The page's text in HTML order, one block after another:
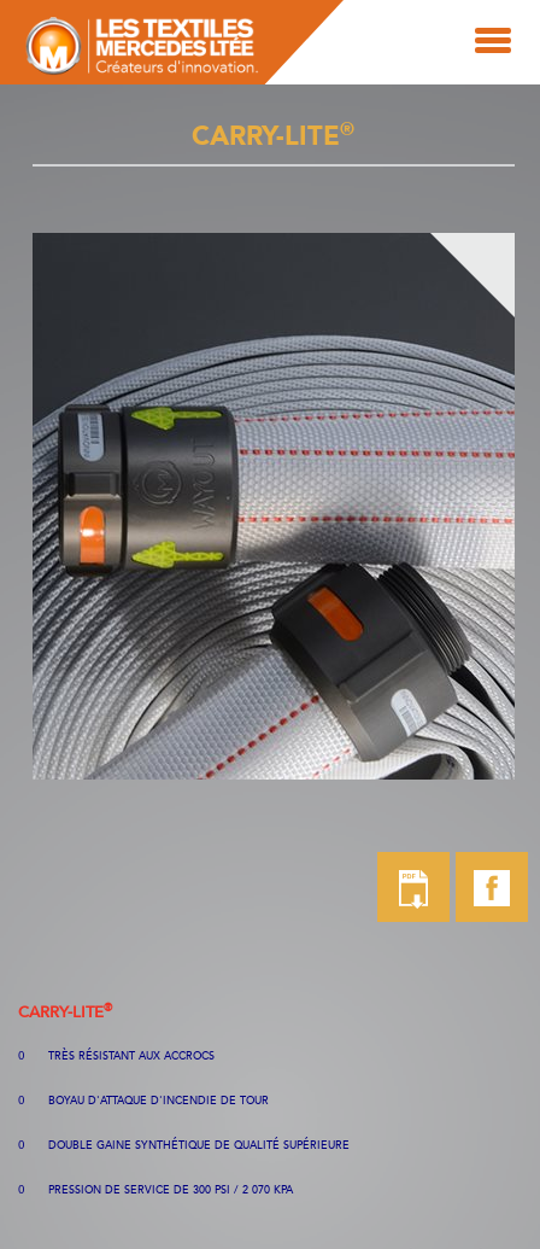
CARRY-LITE®
CARRY-LITE®
O TRÈS RÉSISTANT AUX ACCROCS
O BOYAU D'ATTAQUE D'INCENDIE DE TOUR
O DOUBLE GAINE SYNTHÉTIQUE DE QUALITÉ SUPÉRIEURE
O PRESSION DE SERVICE DE 300 PSI / 2 070 KPA